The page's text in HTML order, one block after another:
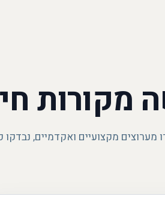
מקורות
מערוצים מקצועיים ואקדמיים,